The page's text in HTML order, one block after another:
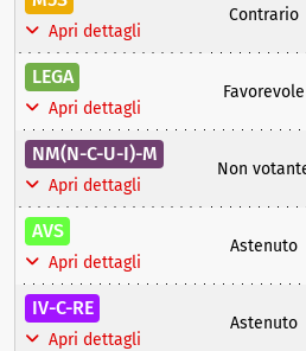
Apri dettagli
Contrario
LEGA
Apri dettagli
Favorevole
NM(N-C-U-I)-M
Apri dettagli
Non
AVS
Apri dettagli
Astenuto
IV-C-RE
Apri dettagli
Astenuto